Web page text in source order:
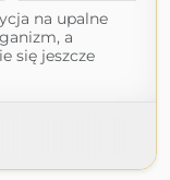
na upalne
a
się jeszcze